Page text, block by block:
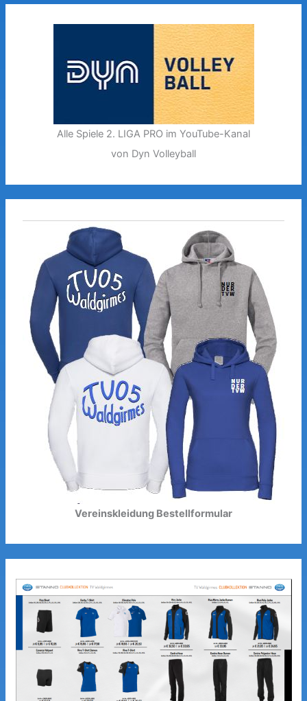
Alle Spiele 2. LIGA PRO im YouTube-Kanal
von Dyn Volleyball
Vereinskleidung Bestellformular